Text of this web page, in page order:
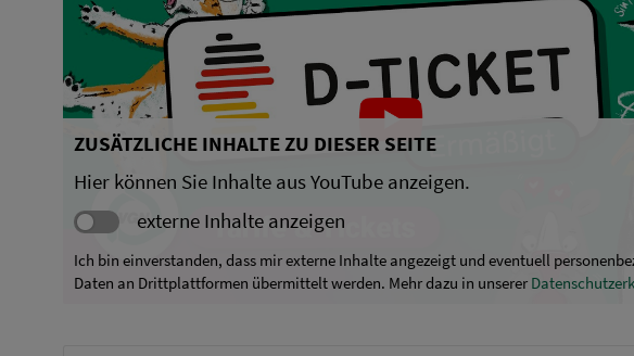
ZUSÄTZLICHE INHALTE ZU DIESER SEITE
Hier können Sie Inhalte aus YouTube anzeigen.
externe Inhalte anzeigen
Ich bin einverstanden, dass mir externe Inhalte angezeigt und eventuell
Daten an Drittplattformen übermittelt werden. Mehr dazu in unserer